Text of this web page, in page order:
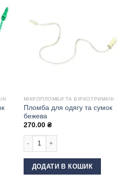
кількість
МІКРОПЛОМБИ ТА БІРКОТРИМАЧІ
Пломба для одягу та сумок
бежева
270.00 ₴
Пломба для одягу та сумок бежева
ДОДАТИ В КОШИК